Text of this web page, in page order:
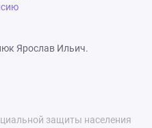
Ярослав Ильич.
защиты населения